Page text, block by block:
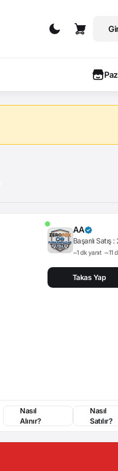
AA
Başarılı Satış :
~1 dk yanıt ~11
Takas Yap
Nasıl
Alınır?
Nasıl
Satılır?